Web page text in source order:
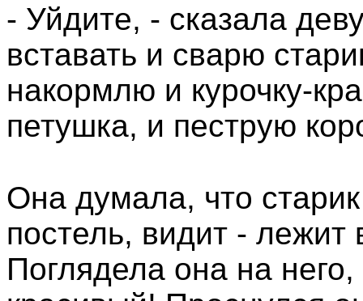
- Уйдите, - сказала
вставать и сварю
накормлю и курочку-
петушка, и пеструю
Она думала, что
постель, видит -
Поглядела она на